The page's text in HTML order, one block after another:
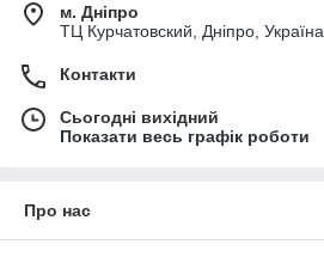
м. Дніпро
ТЦ Курчатовский, Дніпро, Україна
Контакти
Сьогодні вихідний
Показати весь графік роботи
Про нас